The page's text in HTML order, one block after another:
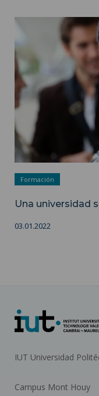
Una universidad
Formación
Una universidad
03.01.2022
IUT Universidad
Campus Mont Houy